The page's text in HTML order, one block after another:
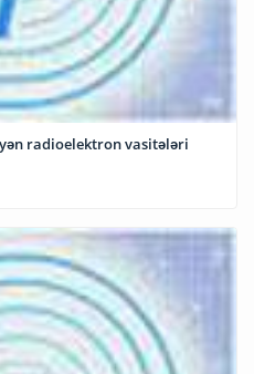
radioelektron vasitələri